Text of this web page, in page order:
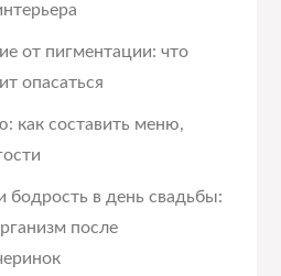
от пигментации: что
опасаться
как составить меню,
бодрость в день свадьбы:
после